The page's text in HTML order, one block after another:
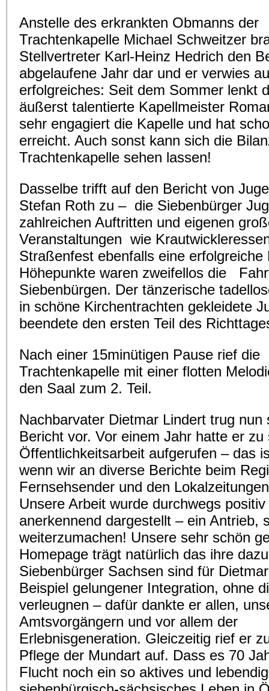
Anstelle des erkrankten Obmanns der
Trachtenkapelle Michael Schweitzer
Stellvertreter Karl-Heinz Hedrich den
abgelaufene Jahr dar und er verwies
erfolgreiches: Seit dem Sommer lenkt
äußerst talentierte Kapellmeister
sehr engagiert die Kapelle und hat
erreicht. Auch sonst kann sich die
Trachtenkapelle sehen lassen!
Dasselbe trifft auf den Bericht von
Stefan Roth zu – die Siebenbürger
zahlreichen Auftritten und eigenen
Veranstaltungen wie
Straßenfest ebenfalls eine erfolgreiche
Höhepunkte waren zweifellos die
Siebenbürgen. Der tänzerische
in schöne Kirchentrachten gekleidete
beendete den ersten Teil des
Nach einer 15minütigen Pause rief die
Trachtenkapelle mit einer flotten
den Saal zum 2. Teil.
Nachbarvater Dietmar Lindert trug nun
Bericht vor. Vor einem Jahr hatte er zu
Öffentlichkeitsarbeit aufgerufen – das
wenn wir an diverse Berichte beim
Fernsehsender und den
Unsere Arbeit wurde durchwegs positiv
anerkennend dargestellt – ein Antrieb,
weiterzumachen! Unsere sehr schön
Homepage trägt natürlich das ihre
Siebenbürger Sachsen sind für
Beispiel gelungener Integration, ohne
verleugnen – dafür dankte er allen,
Amtsvorgängern und vor allem der
Erlebnisgeneration. Gleiczeitig rief er
Pflege der Mundart auf. Dass es 70
Flucht noch ein so aktives und